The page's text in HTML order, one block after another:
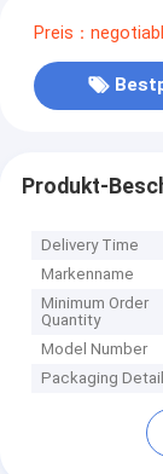
Preis：
Produkt-
Delivery Time
Markenname
Minimum Order
Quantity
Model Number
Packaging